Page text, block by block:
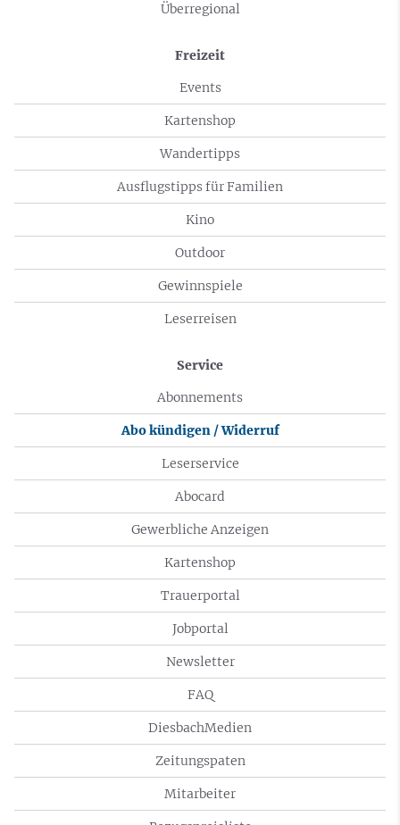
Überregional
Freizeit
Events
Kartenshop
Wandertipps
Ausflugstipps für Familien
Kino
Outdoor
Gewinnspiele
Leserreisen
Service
Abonnements
Abo kündigen / Widerruf
Leserservice
Abocard
Gewerbliche Anzeigen
Kartenshop
Trauerportal
Jobportal
Newsletter
FAQ
DiesbachMedien
Zeitungspaten
Mitarbeiter